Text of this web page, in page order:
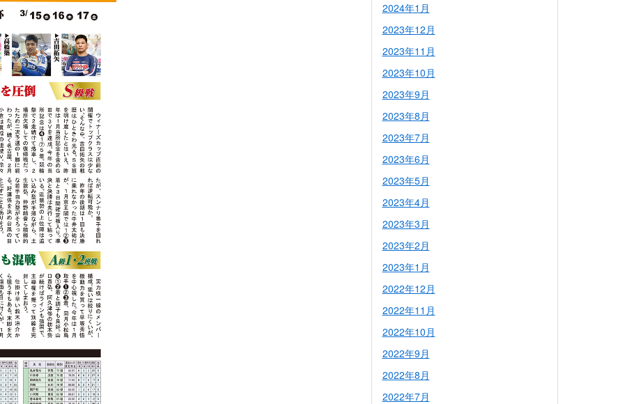
2024年1月
2023年12月
2023年11月
2023年10月
2023年9月
2023年8月
2023年7月
2023年6月
2023年5月
2023年4月
2023年3月
2023年2月
2023年1月
2022年12月
2022年11月
2022年10月
2022年9月
2022年8月
2022年7月